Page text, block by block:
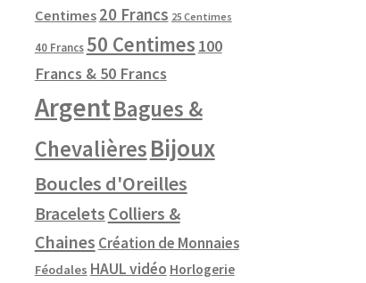
Centimes 20 Francs 25 Centimes
40 Francs 50 Centimes 100
Francs & 50 Francs
ArgentBagues &
ChevalièresBijoux
Boucles d'Oreilles
Bracelets Colliers &
Chaines Création de Monnaies
Féodales HAUL vidéo Horlogerie